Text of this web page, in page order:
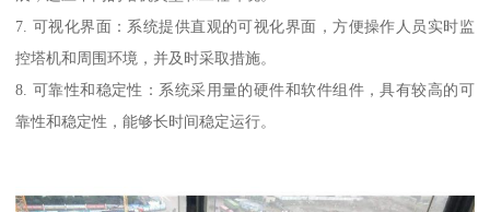
7. 可视化界面：系统提供直观的可视化界面，方便操作人员实时监
控塔机和周围环境，并及时采取措施。
8. 可靠性和稳定性：系统采用量的硬件和软件组件，具有较高的可
靠性和稳定性，能够长时间稳定运行。